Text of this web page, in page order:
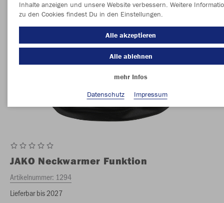
JAKO Neckwarmer Funktion
Artikelnummer: 1294
Lieferbar bis 2027
Inhalte anzeigen und unsere Website verbessern. Weitere
zu den Cookies findest Du in den Einstellungen.
Alle akzeptieren
Alle ablehnen
mehr Infos
Datenschutz
Impressum